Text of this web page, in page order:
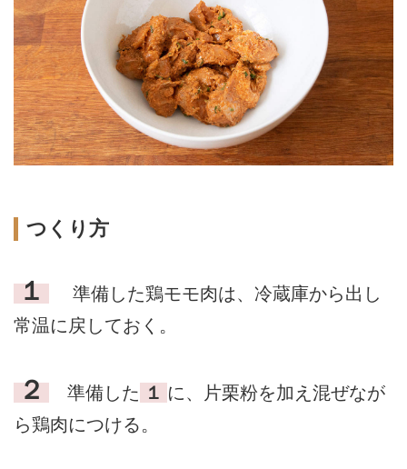
つくり方
１
準備した鶏モモ肉は、冷蔵庫から出し
常温に戻しておく。
２ 準備した １ に、片栗粉を加え混ぜなが
ら鶏肉につける。